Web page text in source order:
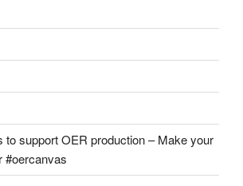
to support OER production – Make your
#oercanvas